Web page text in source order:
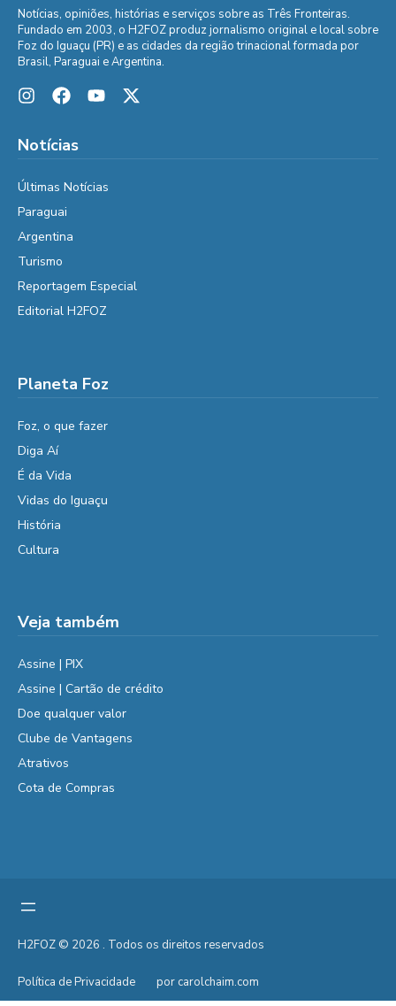
Notícias, opiniões, histórias e serviços sobre as Três Fronteiras.
Fundado em 2003, o H2FOZ produz jornalismo original e local sobre
Foz do Iguaçu (PR) e as cidades da região trinacional formada por
Brasil, Paraguai e Argentina.
Notícias
Últimas Notícias
Paraguai
Argentina
Turismo
Reportagem Especial
Editorial H2FOZ
Planeta Foz
Foz, o que fazer
Diga Aí
É da Vida
Vidas do Iguaçu
História
Cultura
Veja também
Assine | PIX
Assine | Cartão de crédito
Doe qualquer valor
Clube de Vantagens
Atrativos
Cota de Compras
H2FOZ © 2026 . Todos os direitos reservados
Política de Privacidade por carolchaim.com